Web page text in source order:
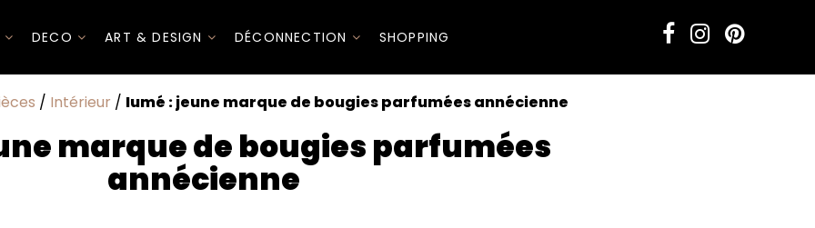
DECO ART & DESIGN DÉCONNECTION SHOPPING
/ Intérieur / Iumé : jeune marque de bougies parfumées annécienne
marque de bougies parfumées
annécienne